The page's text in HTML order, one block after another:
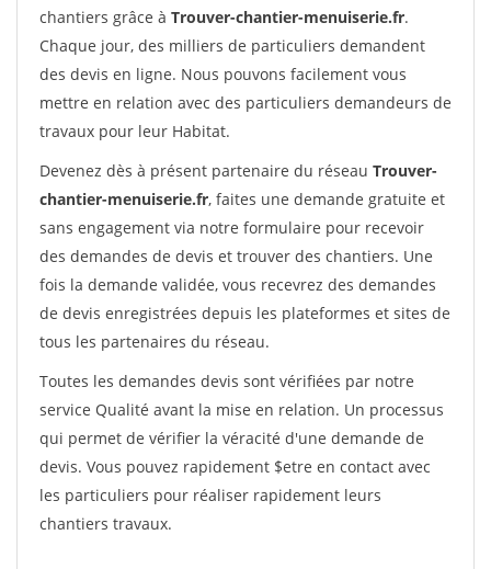
chantiers grâce à Trouver-chantier-menuiserie.fr.
Chaque jour, des milliers de particuliers demandent
des devis en ligne. Nous pouvons facilement vous
mettre en relation avec des particuliers demandeurs de
travaux pour leur Habitat.
Devenez dès à présent partenaire du réseau Trouver-
chantier-menuiserie.fr, faites une demande gratuite et
sans engagement via notre formulaire pour recevoir
des demandes de devis et trouver des chantiers. Une
fois la demande validée, vous recevrez des demandes
de devis enregistrées depuis les plateformes et sites de
tous les partenaires du réseau.
Toutes les demandes devis sont vérifiées par notre
service Qualité avant la mise en relation. Un processus
qui permet de vérifier la véracité d'une demande de
devis. Vous pouvez rapidement $etre en contact avec
les particuliers pour réaliser rapidement leurs
chantiers travaux.